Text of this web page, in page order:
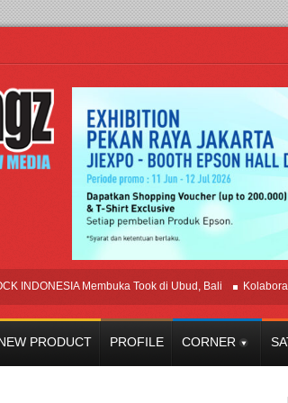
Membuka Took di Ubud, Bali Kolaborasi UT
PRODUCT PROFILE CORNER